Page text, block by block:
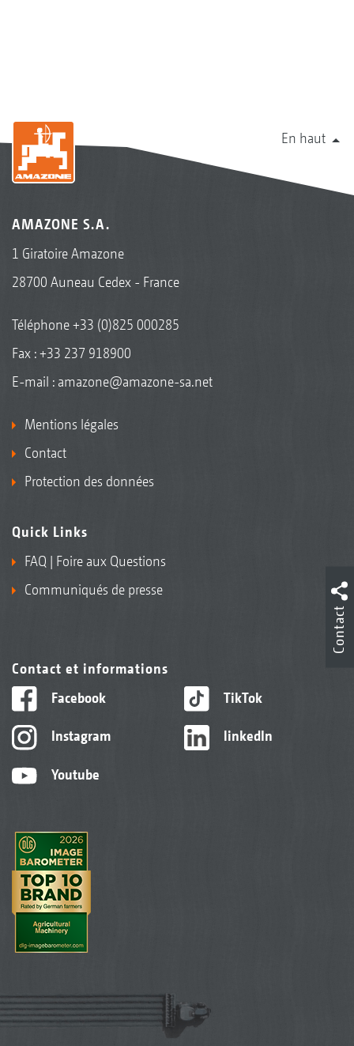
En haut
AMAZONE S.A.
1 Giratoire Amazone
28700 Auneau Cedex - France
Téléphone+33 (0)825 000285
Fax : +33 237 918900
E-mail : amazone@amazone-sa.net
Mentions légales
Contact
Protection des données
Quick Links
FAQ | Foire aux Questions
Communiqués de presse
Contact et informations
Facebook
Instagram
Youtube
TikTok
linkedIn
Contact